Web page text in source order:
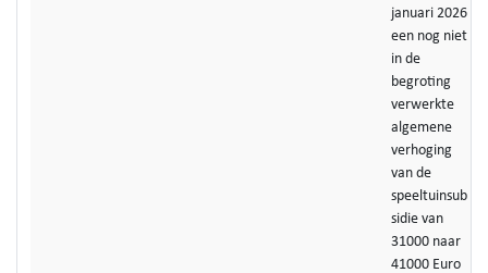
januari 2026
een nog niet
in de
begroting
verwerkte
algemene
verhoging
van de
speeltuinsub
sidie van
31000 naar
41000 Euro